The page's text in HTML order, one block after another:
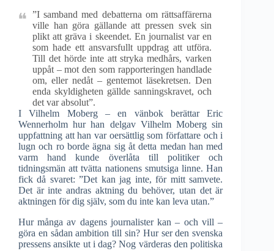
”I samband med debatterna om rättsaffärerna
ville han göra gällande att pressen svek sin
plikt att gräva i skeendet. En journalist var en
som hade ett ansvarsfullt uppdrag att utföra.
Till det hörde inte att stryka medhårs, varken
uppåt – mot den som rapporteringen handlade
om, eller nedåt – gentemot läsekretsen. Den
enda skyldigheten gällde sanningskravet, och
det var absolut”.
I Vilhelm Moberg – en vänbok berättar Eric
Wennerholm hur han delgav Vilhelm Moberg sin
uppfattning att han var oersättlig som författare och i
lugn och ro borde ägna sig åt detta medan han med
varm hand kunde överlåta till politiker och
tidningsmän att tvätta nationens smutsiga linne. Han
fick då svaret: ”Det kan jag inte, för mitt samvete.
Det är inte andras aktning du behöver, utan det är
aktningen för dig själv, som du inte kan leva utan.”
Hur många av dagens journalister kan – och vill –
göra en sådan ambition till sin? Hur ser den svenska
pressens ansikte ut i dag? Nog värderas den politiska